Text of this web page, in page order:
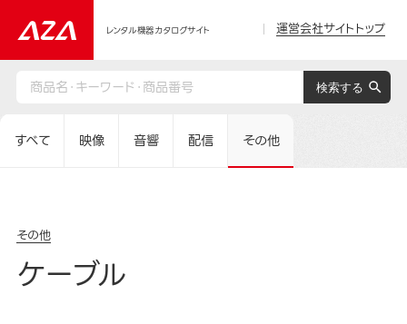
レンタル機器カタログサイト 運営会社サイトトップ
すべて 映像 音響 配信 その他
その他
ケーブル